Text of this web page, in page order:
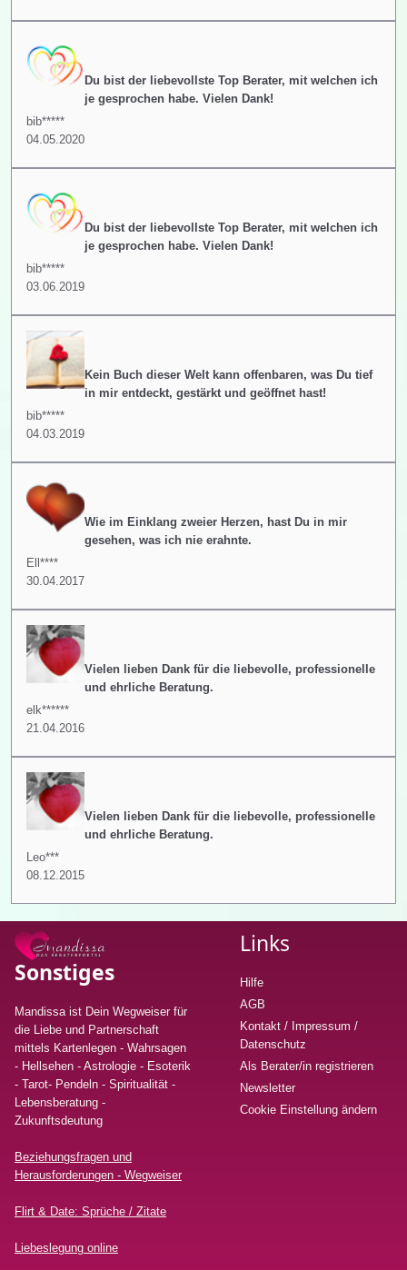
bib*****
04.05.2020
Du bist der liebevollste Top Berater, mit welchen ich
je gesprochen habe. Vielen Dank!
bib*****
03.06.2019
Du bist der liebevollste Top Berater, mit welchen ich
je gesprochen habe. Vielen Dank!
bib*****
04.03.2019
Kein Buch dieser Welt kann offenbaren, was Du tief
in mir entdeckt, gestärkt und geöffnet hast!
Ell****
30.04.2017
Wie im Einklang zweier Herzen, hast Du in mir
gesehen, was ich nie erahnte.
elk******
21.04.2016
Vielen lieben Dank für die liebevolle, professionelle
und ehrliche Beratung.
Leo***
08.12.2015
Vielen lieben Dank für die liebevolle, professionelle
und ehrliche Beratung.
Sonstiges
Mandissa ist Dein Wegweiser für
die Liebe und Partnerschaft
mittels Kartenlegen - Wahrsagen
- Hellsehen - Astrologie - Esoterik
- Tarot- Pendeln - Spiritualität -
Lebensberatung -
Zukunftsdeutung
Beziehungsfragen und
Herausforderungen - Wegweiser
Flirt & Date: Sprüche / Zitate
Liebeslegung online
Links
Hilfe
AGB
Kontakt / Impressum /
Datenschutz
Als Berater/in registrieren
Newsletter
Cookie Einstellung ändern